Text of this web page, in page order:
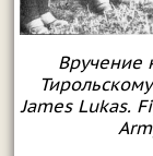
Вручение
James Lukas.